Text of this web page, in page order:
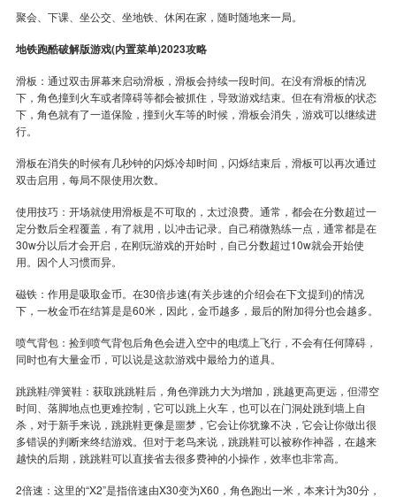
聚会、下课、坐公交、坐地铁、休闲在家，随时随地来一局。
地铁跑酷破解版游戏(内置菜单)2023攻略
滑板：通过双击屏幕来启动滑板，滑板会持续一段时间。在没有滑板的情况
下，角色撞到火车或者障碍等都会被抓住，导致游戏结束。但在有滑板的状态
下，角色就有了一道保险，撞到火车等的时候，滑板会消失，游戏可以继续进
行。
滑板在消失的时候有几秒钟的闪烁冷却时间，闪烁结束后，滑板可以再次通过
双击启用，每局不限使用次数。
使用技巧：开场就使用滑板是不可取的，太过浪费。通常，都会在分数超过一
定分数后全程覆盖，有了就用，以冲击记录。自己稍微熟练一点，通常都是在
30w分以后才会开启，在刚玩游戏的开始时，自己分数超过10w就会开始使
用。因个人习惯而异。
磁铁：作用是吸取金币。在30倍步速(有关步速的介绍会在下文提到)的情况
下，一枚金币在结算是是60米，因此，金币越多，最后的附加得分也会越多。
喷气背包：捡到喷气背包后角色会进入空中的电缆上飞行，不会有任何障碍，
同时也有大量金币，可以说是这款游戏中最给力的道具。
跳跳鞋/弹簧鞋：获取跳跳鞋后，角色弹跳力大为增加，跳越更高更远，但滞空
时间、落脚地点也更难控制，它可以跳上火车，也可以在门洞处跳到墙上自
杀，对于新手来说，跳跳鞋更像是噩梦，它会让你犹豫不决，它会让你做出很
多错误的判断来终结游戏。但对于老鸟来说，跳跳鞋可以被称作神器，在越来
越快的后期，跳跳鞋可以直接省去很多费神的小操作，效率也非常高。
2倍速：这里的“X2”是指倍速由X30变为X60，角色跑出一米，本来计为30分，